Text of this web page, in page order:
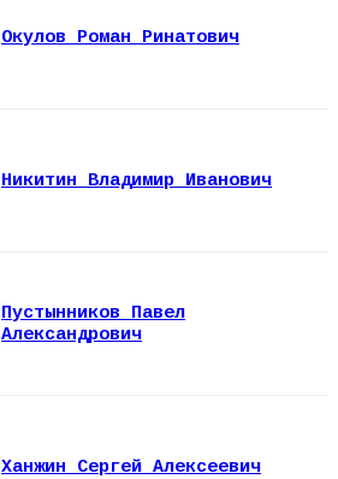
Окулов Роман Ринатович
Никитин Владимир Иванович
Пустынников Павел
Александрович
Ханжин Сергей Алексеевич